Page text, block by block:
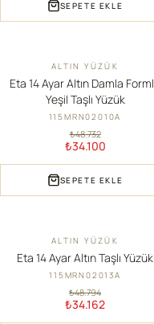
SEPETE EKLE
İNDIRIMALTIN YÜZÜK
Eta 14 Ayar Altın Damla
Yeşil Taşlı Yüzük
115MRN02010A
₺48.732
₺34.100
SEPETE EKLE
İNDIRIMALTIN YÜZÜK
Eta 14 Ayar Altın Taşlı Yüzük
115MRN02013A
₺48.794
₺34.162